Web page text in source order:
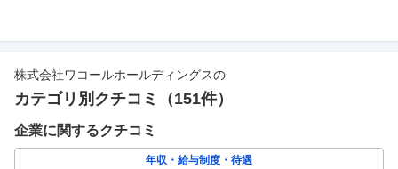
株式会社ワコールホールディングスの
カテゴリ別クチコミ（151件）
企業に関するクチコミ
年収・給与制度・待遇